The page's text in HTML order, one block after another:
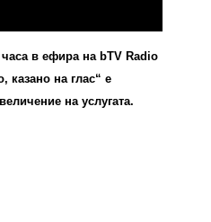
в ефира на bTV Radio
казано на глас“ е
на услугата.